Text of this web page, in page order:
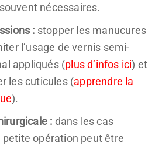
nécessaires.
: stopper les manucures
l’usage de vernis semi-
appliqués (plus d’infos ici) et
les cuticules (apprendre la
).
: dans les cas
opération peut être